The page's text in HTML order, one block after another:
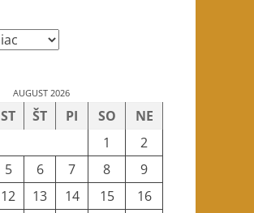
AUGUST 2026
ST ŠT PI SO
NE
1
2
5 6 7 8
9
12 13 14 15
16